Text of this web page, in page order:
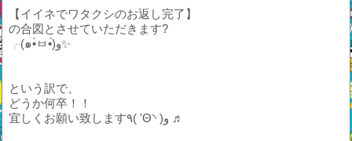
【イイネでワタクシのお返し完了】
の合図とさせていただきます?
╭(๑•̀ㅂ•́)و✨
という訳で、
どうか何卒！！
宜しくお願い致します٩( 'Θ◝ )و ♬